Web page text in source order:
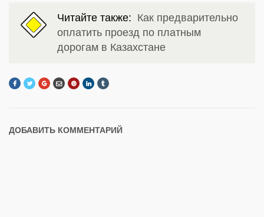
Читайте также: Как предварительно
оплатить проезд по платным
дорогам в Казахстане
ДОБАВИТЬ КОММЕНТАРИЙ